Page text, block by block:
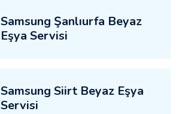
Samsung Şanlıurfa Beyaz
Eşya Servisi
Samsung Siirt Beyaz Eşya
Servisi